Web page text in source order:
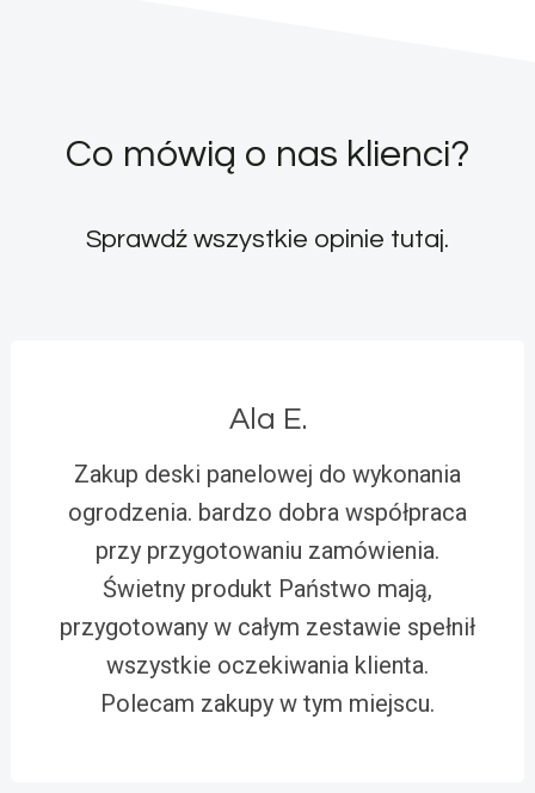
Co mówią o nas klienci?
Sprawdź wszystkie opinie tutaj.
Ala E.
Zakup deski panelowej do wykonania
ogrodzenia. bardzo dobra współpraca
przy przygotowaniu zamówienia.
Świetny produkt Państwo mają,
przygotowany w całym zestawie spełnił
wszystkie oczekiwania klienta.
Polecam zakupy w tym miejscu.